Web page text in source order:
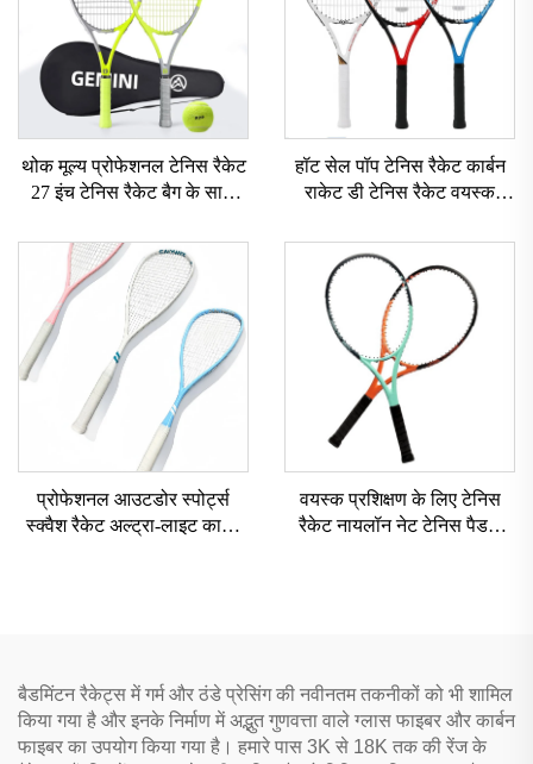
थोक मूल्य प्रोफेशनल टेनिस रैकेट
27 इंच टेनिस रैकेट बैग के साथ
जीमिनी टेनिस रैकेट
हॉट सेल पॉप टेनिस रैकेट कार्बन
राकेट डी टेनिस रैकेट वयस्क
पैडल टेनिस रैकेट
प्रोफेशनल आउटडोर स्पोर्ट्स
स्क्वैश रैकेट अल्ट्रा-लाइट कार्बन
वयस्क प्रशिक्षण के लिए टेनिस
रैकेट नायलॉन नेट टेनिस पैडल
बैडमिंटन रैकेट्स में गर्म और ठंडे प्रेसिंग की नवीनतम तकनीकों को भी शामिल
किया गया है और इनके निर्माण में अद्भुत गुणवत्ता वाले ग्लास फाइबर और कार्बन
फाइबर का उपयोग किया गया है। हमारे पास 3K से 18K तक की रेंज के